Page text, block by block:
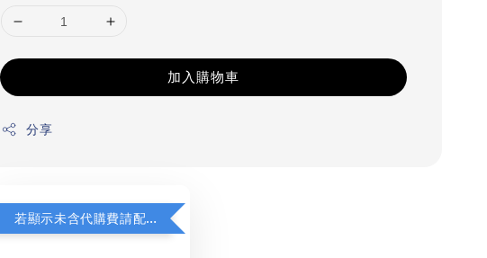
加入購物車
分享
若顯示未含代購費請配對加購(未加購視同無效訂單)